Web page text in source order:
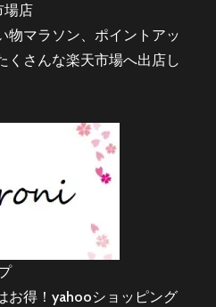
店
物マラソン、ポイントアッ
くさんな楽天市場へ出店し
お得！yahooショッピング